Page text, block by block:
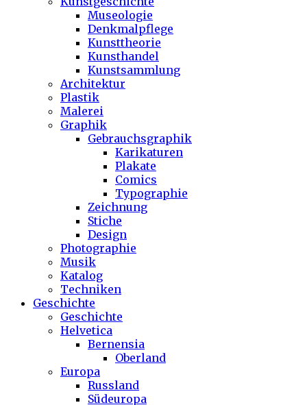
Museologie
Denkmalpflege
Kunsttheorie
Kunsthandel
Kunstsammlung
Architektur
Plastik
Malerei
Graphik
Gebrauchsgraphik
Karikaturen
Plakate
Comics
Typographie
Zeichnung
Stiche
Design
Photographie
Musik
Katalog
Techniken
Geschichte
Geschichte
Helvetica
Bernensia
Oberland
Europa
Russland
Südeuropa